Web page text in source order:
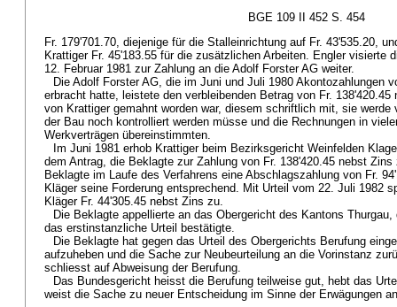
BGE 109 II 452 S. 454
Fr. 179'701.70, diejenige für die Stalleinrichtung auf Fr. 43'535.20,
Krattiger Fr. 45'183.55 für die zusätzlichen Arbeiten. Engler visierte
12. Februar 1981 zur Zahlung an die Adolf Forster AG weiter.
Die Adolf Forster AG, die im Juni und Juli 1980 Akontozahlungen
erbracht hatte, leistete den verbleibenden Betrag von Fr.
von Krattiger gemahnt worden war, diesem schriftlich mit, sie werde
der Bau noch kontrolliert werden müsse und die Rechnungen in
Werkverträgen übereinstimmten.
Im Juni 1981 erhob Krattiger beim Bezirksgericht Weinfelden
dem Antrag, die Beklagte zur Zahlung von Fr. 138'420.45 nebst
Beklagte im Laufe des Verfahrens eine Abschlagszahlung von Fr.
Kläger seine Forderung entsprechend. Mit Urteil vom 22. Juli 1982
Kläger Fr. 44'305.45 nebst Zins zu.
Die Beklagte appellierte an das Obergericht des Kantons
das erstinstanzliche Urteil bestätigte.
Die Beklagte hat gegen das Urteil des Obergerichts Berufung
aufzuheben und die Sache zur Neubeurteilung an die Vorinstanz
schliesst auf Abweisung der Berufung.
Das Bundesgericht heisst die Berufung teilweise gut, hebt das
weist die Sache zu neuer Entscheidung im Sinne der Erwägungen